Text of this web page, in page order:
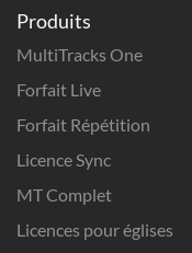
Produits
MultiTracks One
Forfait Live
Forfait Répétition
Licence Sync
MT Complet
Licences pour églises